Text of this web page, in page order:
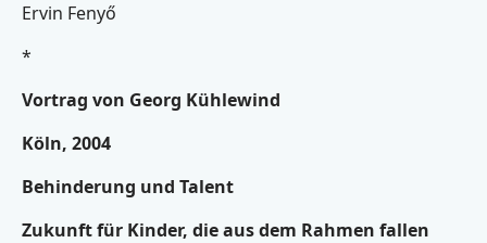
Ervin Fenyő
*
Vortrag von Georg Kühlewind
Köln, 2004
Behinderung und Talent
Zukunft für Kinder, die aus dem Rahmen fallen